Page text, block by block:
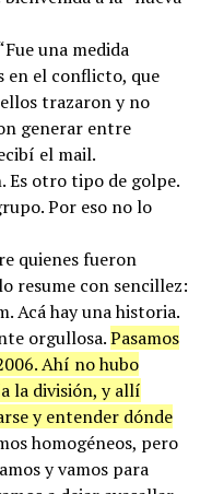
a la “nueva
una medida
en el conflicto, que
trazaron y no
generar entre
el mail.
Es otro tipo de golpe.
Por eso no lo
quienes fueron
resume con sencillez:
Acá hay una historia.
orgullosa.Pasamos
Ahí no hubo
la división, y allí
y entender dónde
homogéneos, pero
y vamos para